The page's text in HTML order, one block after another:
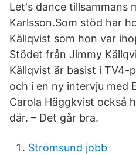
Let's dance tillsammans
Karlsson.Som stöd har
Källqvist som hon var
Stödet från Jimmy
Källqvist är basist i TV4-
och i en ny intervju med
Carola Häggkvist också
där. – Det går bra.
Strömsund jobb